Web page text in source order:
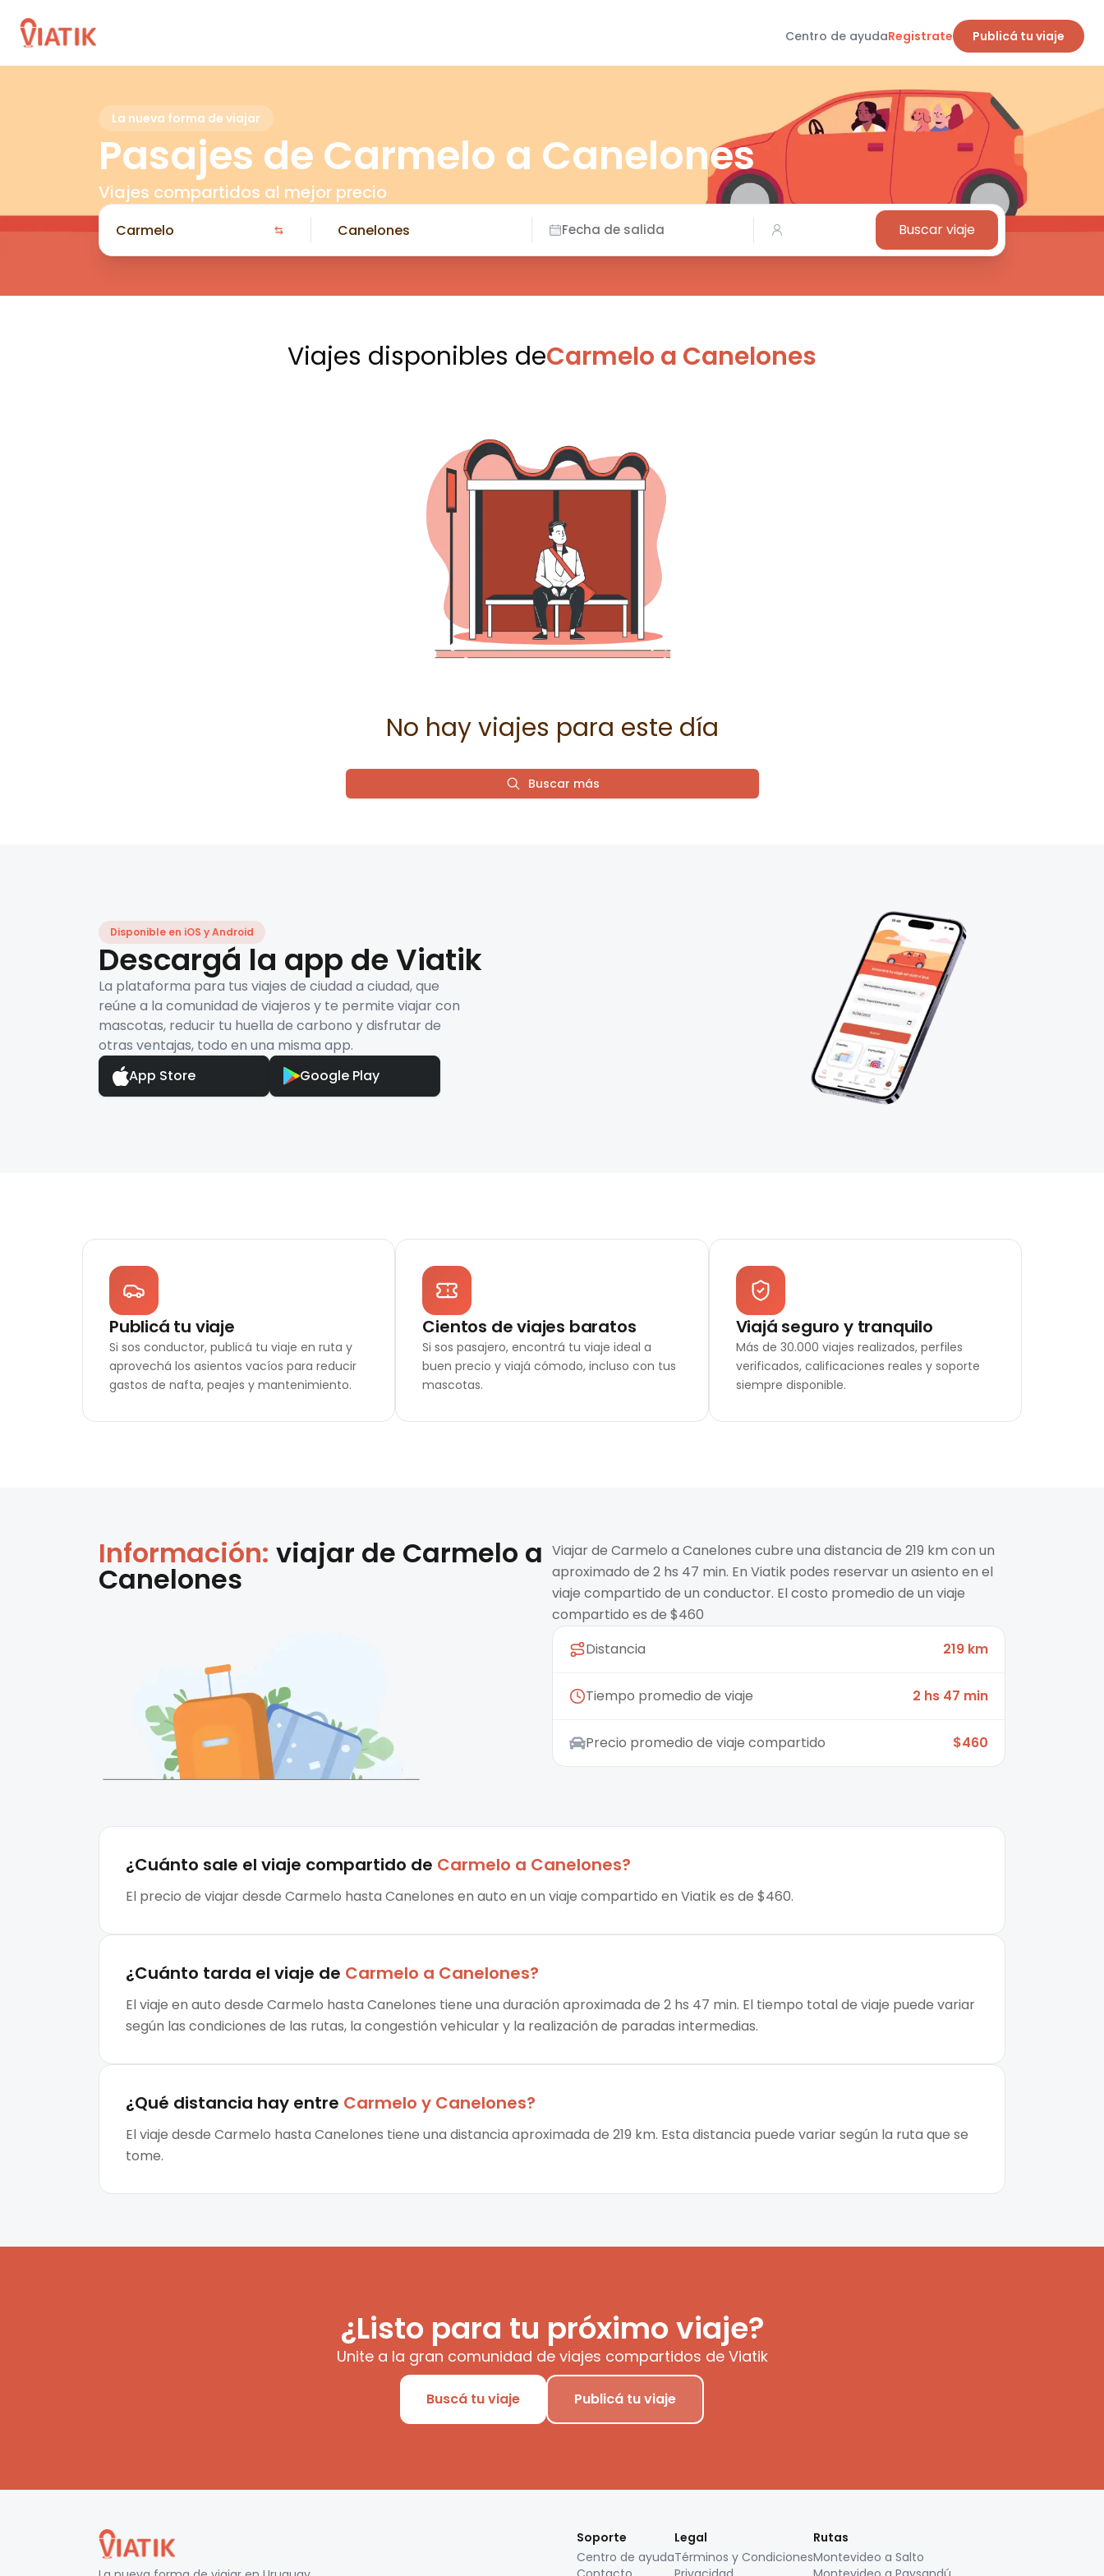
Centro de ayudaRegistrate Publicá tu viaje
La nueva forma de viajar
Pasajes de Carmelo a Canelones
Viajes compartidos al mejor precio
Fecha de salida Buscar viaje
Viajes disponibles deCarmelo a Canelones
No hay viajes para este día
Buscar más
Disponible en iOS y Android
Descargá la app de Viatik
La plataforma para tus viajes de ciudad a ciudad, que
reúne a la comunidad de viajeros y te permite viajar con
mascotas, reducir tu huella de carbono y disfrutar de
otras ventajas, todo en una misma app.
App Store
Google Play
Publicá tu viaje
Si sos conductor, publicá tu viaje en ruta y
aprovechá los asientos vacíos para reducir
gastos de nafta, peajes y mantenimiento.
Cientos de viajes baratos
Si sos pasajero, encontrá tu viaje ideal a
buen precio y viajá cómodo, incluso con tus
mascotas.
Viajá seguro y tranquilo
Más de 30.000 viajes realizados, perfiles
verificados, calificaciones reales y soporte
siempre disponible.
Información: viajar de Carmelo a
Canelones
Viajar de Carmelo a Canelones cubre una distancia de 219 km con un
aproximado de 2 hs 47 min. En Viatik podes reservar un asiento en el
viaje compartido de un conductor. El costo promedio de un viaje
compartido es de $460
Distancia
219 km
Tiempo promedio de viaje 2 hs 47 min
Precio promedio de viaje compartido $460
¿Cuánto sale el viaje compartido de Carmelo a Canelones?
El precio de viajar desde Carmelo hasta Canelones en auto en un viaje compartido en Viatik es de $460.
¿Cuánto tarda el viaje de Carmelo a Canelones?
El viaje en auto desde Carmelo hasta Canelones tiene una duración aproximada de 2 hs 47 min. El tiempo total de viaje puede variar
según las condiciones de las rutas, la congestión vehicular y la realización de paradas intermedias.
¿Qué distancia hay entre Carmelo y Canelones?
El viaje desde Carmelo hasta Canelones tiene una distancia aproximada de 219 km. Esta distancia puede variar según la ruta que se
tome.
¿Listo para tu próximo viaje?
Unite a la gran comunidad de viajes compartidos de Viatik
Buscá tu viaje Publicá tu viaje
Soporte
Centro de ayuda
Legal
Términos y Condiciones
Rutas
Montevideo a Salto